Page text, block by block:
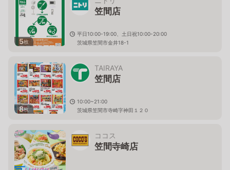
5枚
笠間店
平日10:00-19:00、土日祝10:00-20:00
茨城県笠間市金井18-1
8枚
TAIRAYA
笠間店
10:00~21:00
茨城県笠間市寺崎字神田１２０
ココス
笠間寺崎店